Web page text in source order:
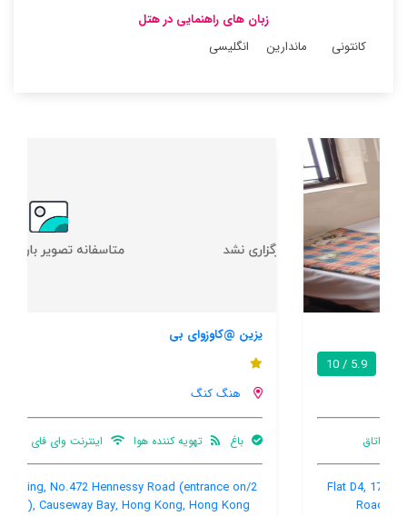
زبان های راهنمایی در هتل
کانتونی
ماندارین انگلیسی
تهویه کننده هوا اینترنت وای فای در محیط اشتراکی
2/F, Nan Yip Building, No.472 Hennessy Road (entrance on
Tang Lung St.), Causeway Bay, Hong Kong, Hong Kong